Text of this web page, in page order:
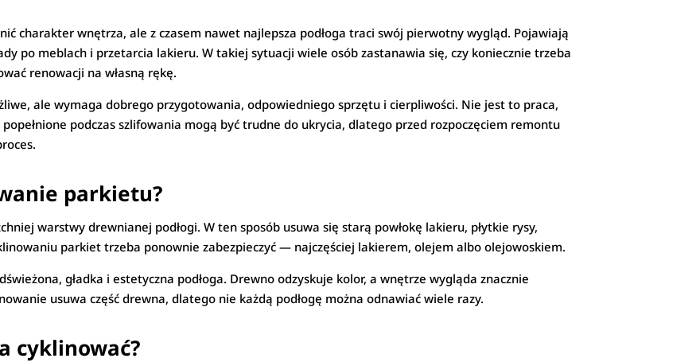
charakter wnętrza, ale z czasem nawet najlepsza podłoga traci swój pierwotny wygląd. Pojawiają
po meblach i przetarcia lakieru. W takiej sytuacji wiele osób zastanawia się, czy koniecznie trzeba
renowacji na własną rękę.
ale wymaga dobrego przygotowania, odpowiedniego sprzętu i cierpliwości. Nie jest to praca,
podczas szlifowania mogą być trudne do ukrycia, dlatego przed rozpoczęciem remontu
parkietu?
warstwy drewnianej podłogi. W ten sposób usuwa się starą powłokę lakieru, płytkie rysy,
parkiet trzeba ponownie zabezpieczyć — najczęściej lakierem, olejem albo olejowoskiem.
gładka i estetyczna podłoga. Drewno odzyskuje kolor, a wnętrze wygląda znacznie
usuwa część drewna, dlatego nie każdą podłogę można odnawiać wiele razy.
cyklinować?